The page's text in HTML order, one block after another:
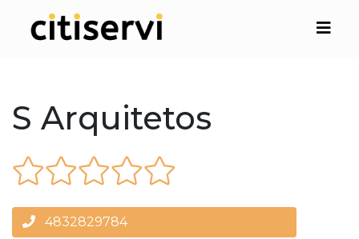
S Arquitetos
4832829784